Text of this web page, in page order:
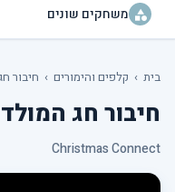
משחקים שונים
בית › קלפים והימורים › חיבור
חיבור חג המולד
Christmas Connect